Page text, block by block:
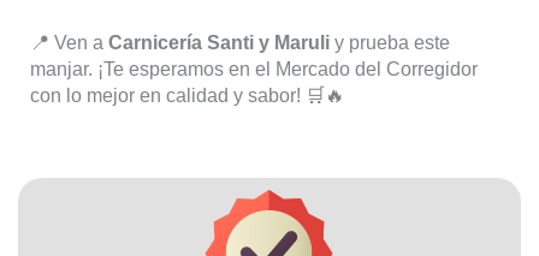
📍 Ven a Carnicería Santi y Maruli y prueba este
manjar. ¡Te esperamos en el Mercado del Corregidor
con lo mejor en calidad y sabor! 🛒🔥